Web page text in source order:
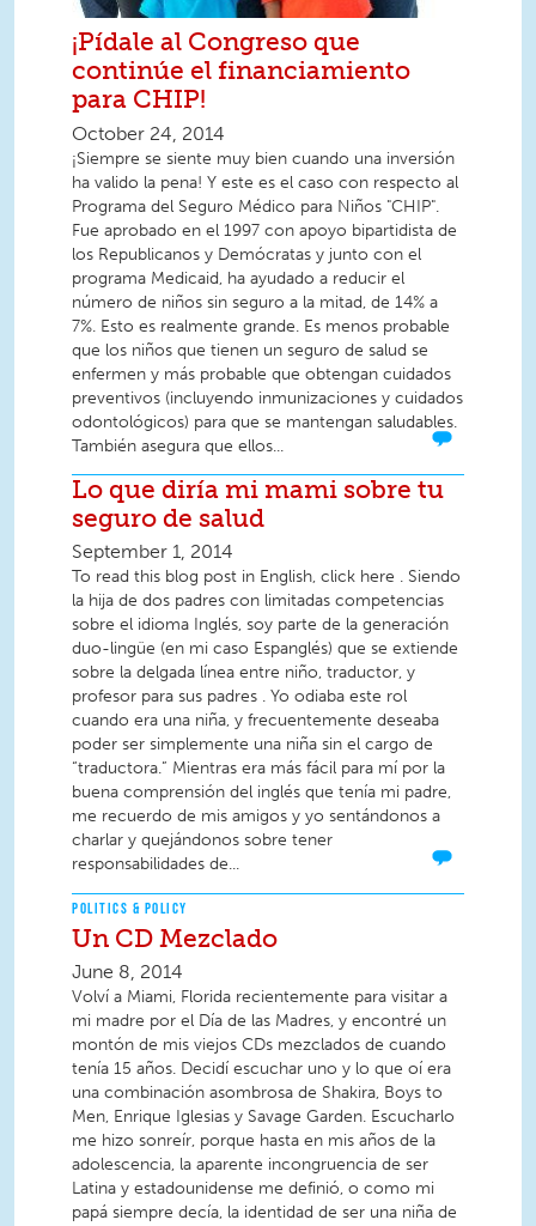
¡Pídale al Congreso que
continúe el financiamiento
para CHIP!
October 24, 2014
¡Siempre se siente muy bien cuando una inversión
ha valido la pena! Y este es el caso con respecto al
Programa del Seguro Médico para Niños "CHIP".
Fue aprobado en el 1997 con apoyo bipartidista de
los Republicanos y Demócratas y junto con el
programa Medicaid, ha ayudado a reducir el
número de niños sin seguro a la mitad, de 14% a
7%. Esto es realmente grande. Es menos probable
que los niños que tienen un seguro de salud se
enfermen y más probable que obtengan cuidados
preventivos (incluyendo inmunizaciones y cuidados
odontológicos) para que se mantengan saludables.
También asegura que ellos...
Lo que diría mi mami sobre tu
seguro de salud
September 1, 2014
To read this blog post in English, click here . Siendo
la hija de dos padres con limitadas competencias
sobre el idioma Inglés, soy parte de la generación
duo-lingüe (en mi caso Espanglés) que se extiende
sobre la delgada línea entre niño, traductor, y
profesor para sus padres . Yo odiaba este rol
cuando era una niña, y frecuentemente deseaba
poder ser simplemente una niña sin el cargo de
“traductora.” Mientras era más fácil para mí por la
buena comprensión del inglés que tenía mi padre,
me recuerdo de mis amigos y yo sentándonos a
charlar y quejándonos sobre tener
responsabilidades de...
POLITICS & POLICY
Un CD Mezclado
June 8, 2014
Volví a Miami, Florida recientemente para visitar a
mi madre por el Día de las Madres, y encontré un
montón de mis viejos CDs mezclados de cuando
tenía 15 años. Decidí escuchar uno y lo que oí era
una combinación asombrosa de Shakira, Boys to
Men, Enrique Iglesias y Savage Garden. Escucharlo
me hizo sonreír, porque hasta en mis años de la
adolescencia, la aparente incongruencia de ser
Latina y estadounidense me definió, o como mi
papá siempre decía, la identidad de ser una niña de